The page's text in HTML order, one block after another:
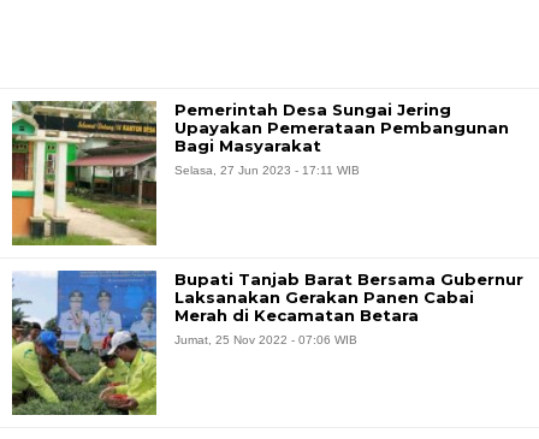
Pemerintah Desa Sungai Jering
Upayakan Pemerataan Pembangunan
Bagi Masyarakat
Selasa, 27 Jun 2023 - 17:11 WIB
Bupati Tanjab Barat Bersama Gubernur
Laksanakan Gerakan Panen Cabai
Merah di Kecamatan Betara
Jumat, 25 Nov 2022 - 07:06 WIB